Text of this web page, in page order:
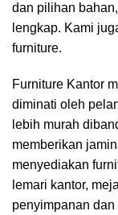
dan pilihan
lengkap. Kami
furniture.
Furniture Kantor
diminati oleh
lebih murah
memberikan
menyediakan
lemari kantor,
penyimpanan